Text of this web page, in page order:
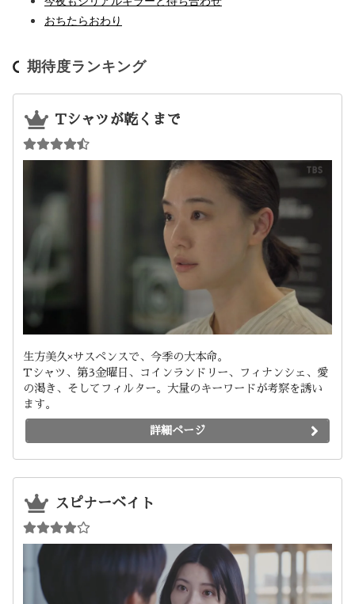
おちたらおわり
期待度ランキング
Tシャツが乾くまで
生方美久×サスペンスで、今季の大本命。
Tシャツ、第3金曜日、コインランドリー、フィナンシェ、愛
の渇き、そしてフィルター。大量のキーワードが考察を誘い
ます。
詳細ページ
スピナーベイト